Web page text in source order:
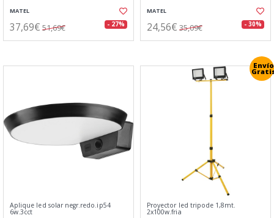
MATEL
37,69€ 51,69€ - 27%
MATEL
24,56€ 35,09€ - 30%
Aplique led solar negr.redo.ip54
6w.3cct
Envío
Proyector led tripode 1,8mt.
2x100w.fria